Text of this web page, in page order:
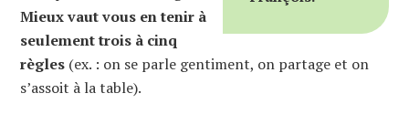
Mieux vaut vous en tenir à
seulement trois à cinq
règles (ex. : on se parle gentiment, on partage et on
s’assoit à la table).